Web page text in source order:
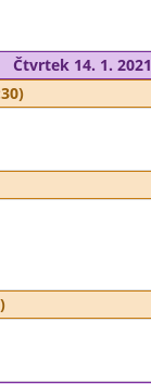
Čtvrtek 14. 1. 2021